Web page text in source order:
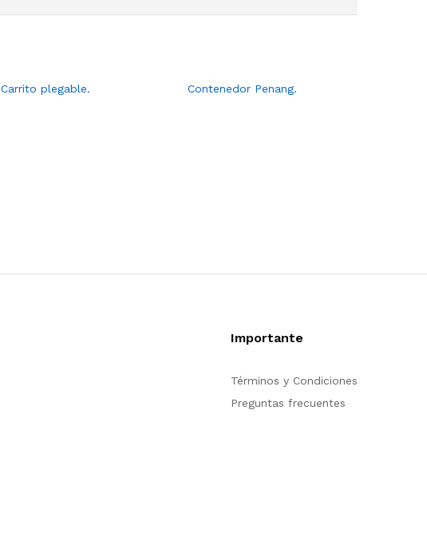
Carrito plegable. Contenedor Penang.
Importante
Términos y Condiciones
Preguntas frecuentes